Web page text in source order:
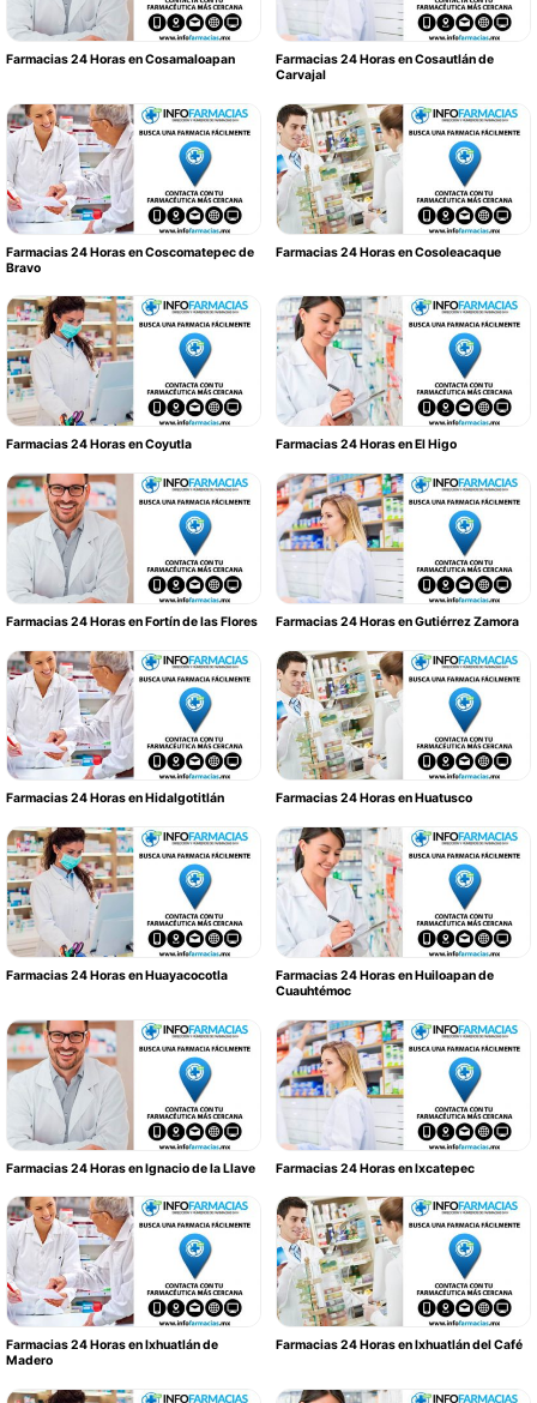
Farmacias 24 Horas en Cosamaloapan
Farmacias 24 Horas en Cosautlán de
Carvajal
Farmacias 24 Horas en Coscomatepec de
Bravo
Farmacias 24 Horas en Cosoleacaque
Farmacias 24 Horas en Coyutla Farmacias 24 Horas en El Higo
Farmacias 24 Horas en Fortín de las Flores Farmacias 24 Horas en Gutiérrez Zamora
Farmacias 24 Horas en Hidalgotitlán Farmacias 24 Horas en Huatusco
Farmacias 24 Horas en Huayacocotla
Farmacias 24 Horas en Huiloapan de
Cuauhtémoc
Farmacias 24 Horas en Ignacio de la Llave Farmacias 24 Horas en Ixcatepec
Farmacias 24 Horas en Ixhuatlán de
Madero
Farmacias 24 Horas en Ixhuatlán del Café